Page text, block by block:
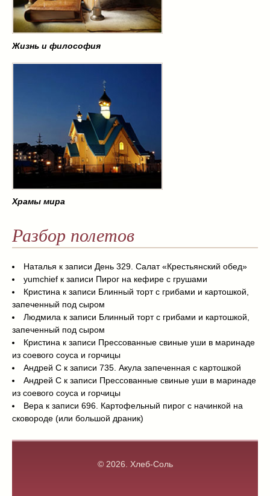
Жизнь и философия
Храмы мира
Разбор полетов
Наталья к записи День 329. Салат «Крестьянский обед»
yumchief к записи Пирог на кефире с грушами
Кристина к записи Блинный торт с грибами и картошкой,
запеченный под сыром
Людмила к записи Блинный торт с грибами и картошкой,
запеченный под сыром
Кристина к записи Прессованные свиные уши в маринаде
из соевого соуса и горчицы
Андрей С к записи 735. Акула запеченная с картошкой
Андрей С к записи Прессованные свиные уши в маринаде
из соевого соуса и горчицы
Вера к записи 696. Картофельный пирог с начинкой на
сковороде (или большой драник)
© 2026. Хлеб-Соль